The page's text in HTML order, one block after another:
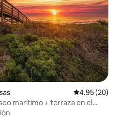
Calificación
4.95 (20)
marítimo + terraza en el